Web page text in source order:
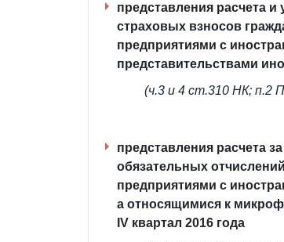
представления расчета
страховых взносов
предприятиями с
представительствами
(ч.3 и 4 ст.310 НК; п.2
представления расчета
обязательных
предприятиями с
а относящимися к
IV квартал 2016 года